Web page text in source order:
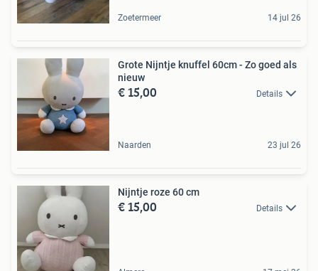
Zoetermeer 14 jul 26
Grote Nijntje knuffel 60cm - Zo goed als
nieuw
€ 15,00 Details
Naarden 23 jul 26
Nijntje roze 60 cm
€ 15,00 Details